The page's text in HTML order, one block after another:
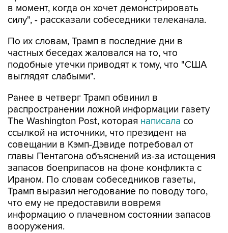
в момент, когда он хочет демонстрировать
силу", - рассказали собеседники телеканала.
По их словам, Трамп в последние дни в
частных беседах жаловался на то, что
подобные утечки приводят к тому, что "США
выглядят слабыми".
Ранее в четверг Трамп обвинил в
распространении ложной информации газету
The Washington Post, которая написала со
ссылкой на источники, что президент на
совещании в Кэмп-Дэвиде потребовал от
главы Пентагона объяснений из-за истощения
запасов боеприпасов на фоне конфликта с
Ираном. По словам собеседников газеты,
Трамп выразил негодование по поводу того,
что ему не предоставили вовремя
информацию о плачевном состоянии запасов
вооружения.